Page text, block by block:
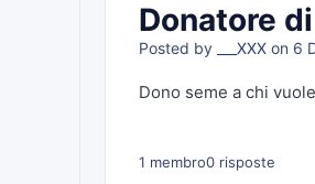
Donatore
Posted by ___XXX on 6
Dono seme a chi
1 membro0 risposte